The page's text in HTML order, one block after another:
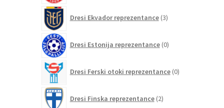
Dresi Ekvador reprezentance 3izdelki
Dresi Estonija reprezentance 0izdelkov
Dresi Ferski otoki reprezentance 0izdelkov
Dresi Finska reprezentance 2izdelka